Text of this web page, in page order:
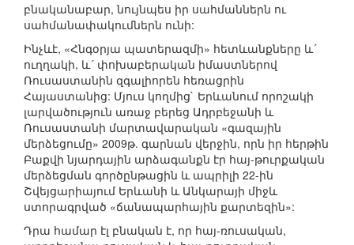
բնականաբար, նույնպես իր սահմաններն ու
սահմանափակումներն ունի:
Ինչևէ, «Հնգօրյա պատերազմի» հետևանքները և´
ուղղակի, և´ փոխաբերական իմաստներով
Ռուսաստանին զգալիորեն հեռացրին
Հայաստանից: Մյուս կողմից` Երևանում որոշակի
լարվածություն առաջ բերեց Ադրբեջանի և
Ռուսաստանի մարտավարական «գազային
մերձեցումը» 2009թ. գարնան վերջին, որն իր հերթին
Բաքվի նյարդային արձագանքն էր հայ-թուրքական
մերձեցման գործընթացին և ապրիլի 22-ին
Շվեյցարիայում Երևանի և Անկարայի միջև
ստորագրված «ճանապարհային քարտեզին»:
Դրա համար էլ բնական է, որ հայ-ռուսական,